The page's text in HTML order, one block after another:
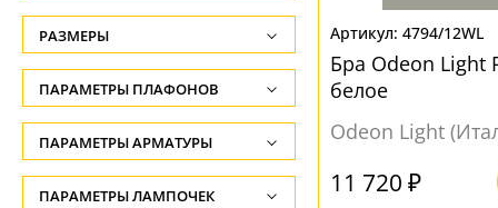
4794/12WL
Бра Odeon Light
белое
Odeon Light
11 720 ₽
РАЗМЕРЫ
Высота, см
-
Глубина, см
-
ПАРАМЕТРЫ ПЛАФОНОВ
ФОРМА ПЛАФОНА
Конус(4)
ПАРАМЕТРЫ АРМАТУРЫ
ЦВЕТ АРМАТУРЫ
ПАРАМЕТРЫ ЛАМПОЧЕК